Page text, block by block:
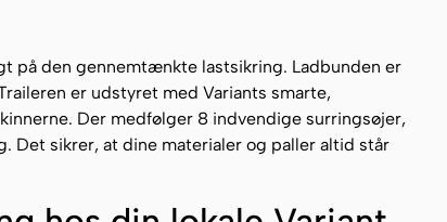
på den gennemtænkte lastsikring. Ladbunden er
er udstyret med Variants smarte,
Der medfølger 8 indvendige surringsøjer,
Det sikrer, at dine materialer og paller altid står